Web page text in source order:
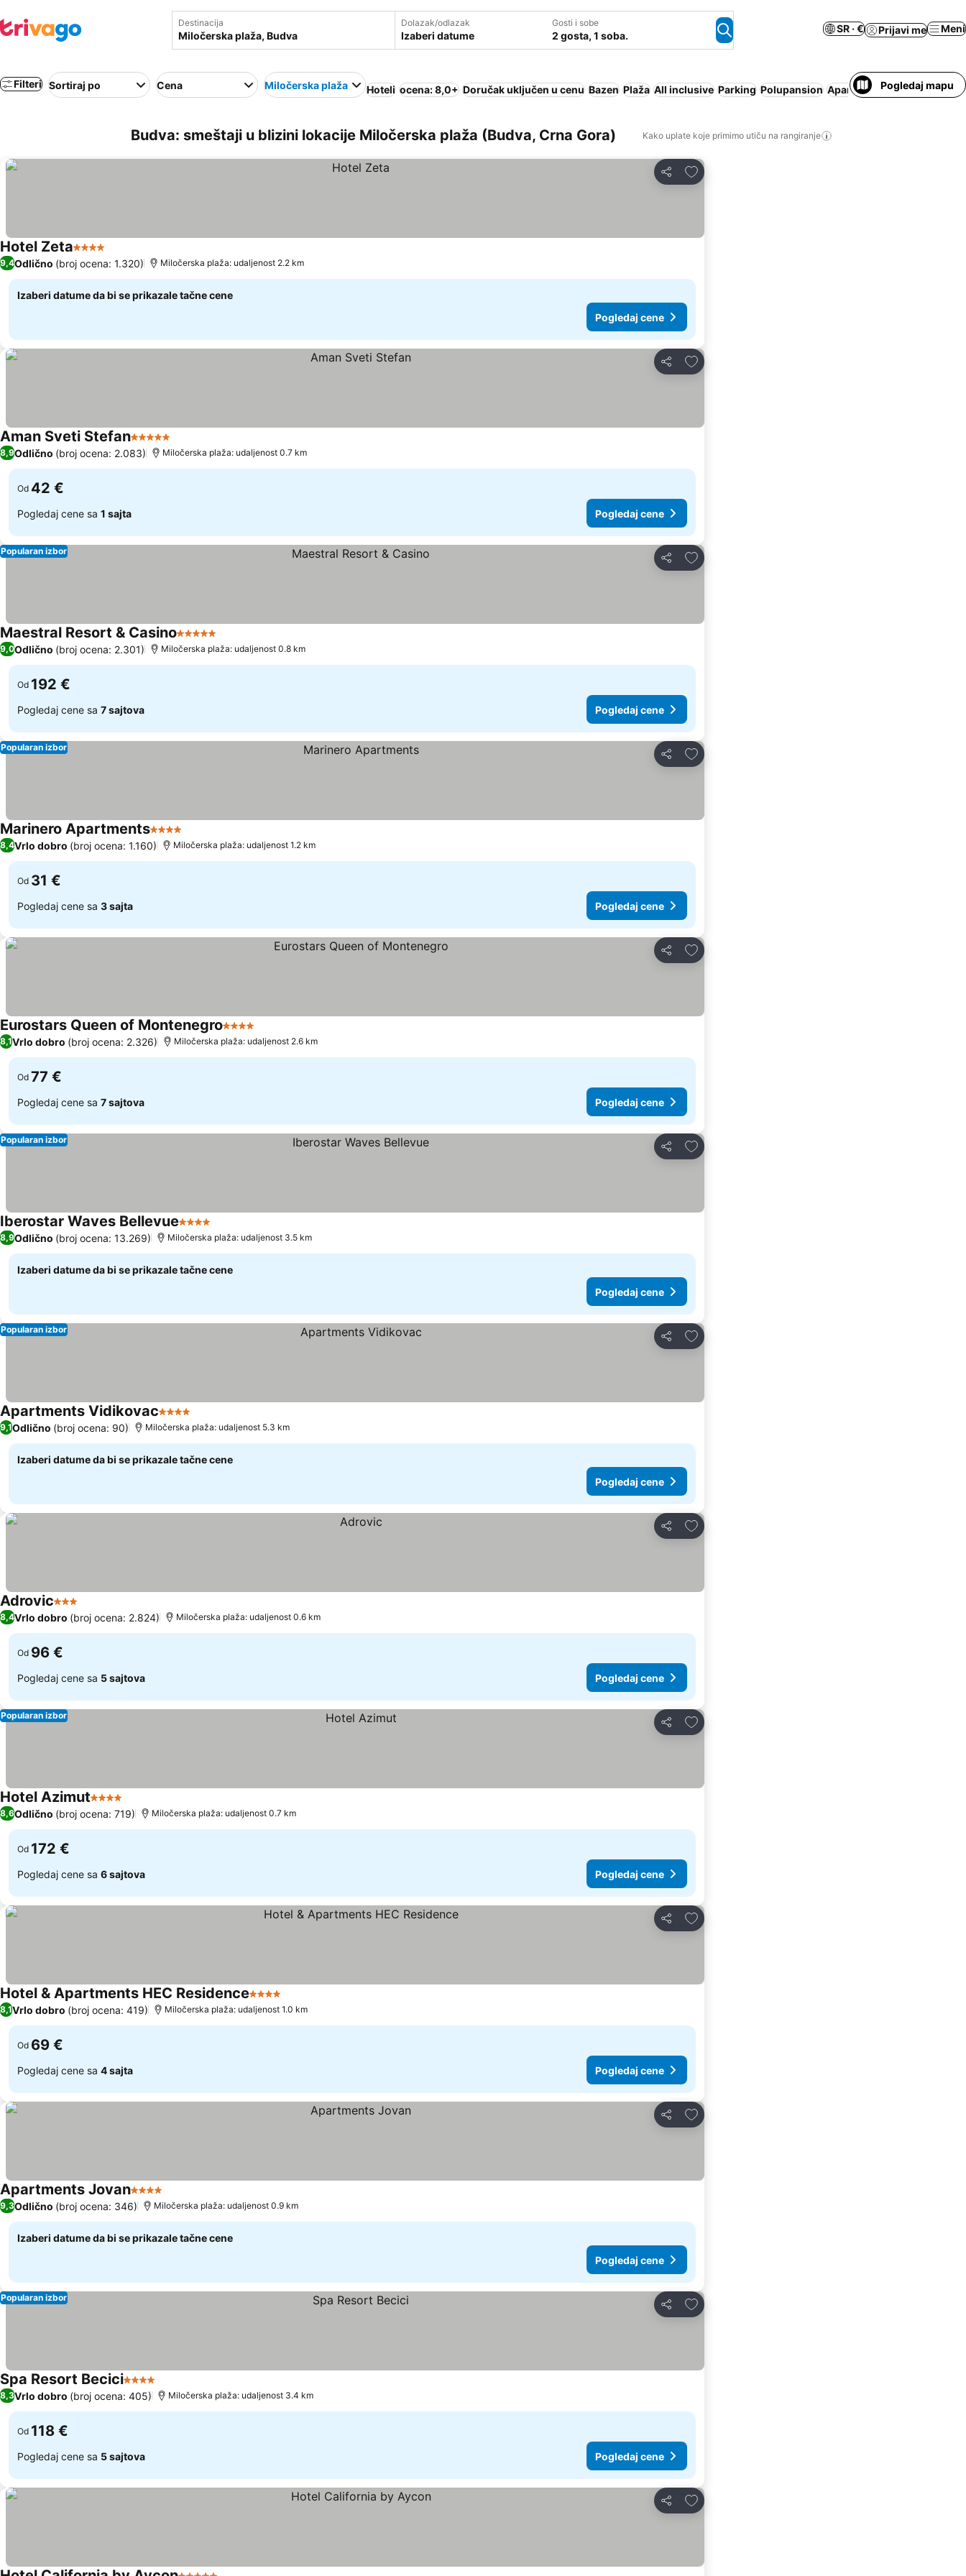
Destinacija Dolazak/odlazak
Izaberi datume
Gosti i sobe
2 gosta, 1 soba.
SR · € Prijavi me Meni
Filteri Sortiraj po Cena Miločerska plaža Hoteli ocena: 8,0+ Doručak uključen u cenu Bazen Plaža All inclusive Parking Polupansion Apart hotel Wi-Fi
Pogledaj mapu
Budva: smeštaji u blizini lokacije Miločerska plaža (Budva, Crna Gora) Kako uplate koje primimo utiču na rangiranje
Deli
Dodati u favorite
Hotel Zeta4 Zvezdice
9,4Odlično (broj ocena: 1.320) Miločerska plaža: udaljenost 2.2 km
Izaberi datume da bi se prikazale tačne cene
Pogledaj cene
Deli
Dodati u favorite
Aman Sveti Stefan5 Zvezdice
8,9Odlično (broj ocena: 2.083) Miločerska plaža: udaljenost 0.7 km
Od 42 €
Pogledaj cene sa 1 sajta Pogledaj cene
Deli
Dodati u favorite
Popularan izbor
Maestral Resort & Casino5 Zvezdice
9,0Odlično (broj ocena: 2.301) Miločerska plaža: udaljenost 0.8 km
Od 192 €
Pogledaj cene sa 7 sajtova Pogledaj cene
Deli
Dodati u favorite
Popularan izbor
Marinero Apartments4 Zvezdice
8,4Vrlo dobro (broj ocena: 1.160) Miločerska plaža: udaljenost 1.2 km
Od 31 €
Pogledaj cene sa 3 sajta Pogledaj cene
Deli
Dodati u favorite
Eurostars Queen of Montenegro4 Zvezdice
8,1Vrlo dobro (broj ocena: 2.326) Miločerska plaža: udaljenost 2.6 km
Od 77 €
Pogledaj cene sa 7 sajtova Pogledaj cene
Deli
Dodati u favorite
Popularan izbor
Iberostar Waves Bellevue4 Zvezdice
8,9Odlično (broj ocena: 13.269) Miločerska plaža: udaljenost 3.5 km
Izaberi datume da bi se prikazale tačne cene
Pogledaj cene
Deli
Dodati u favorite
Popularan izbor
Apartments Vidikovac4 Zvezdice
9,1Odlično (broj ocena: 90) Miločerska plaža: udaljenost 5.3 km
Izaberi datume da bi se prikazale tačne cene
Pogledaj cene
Deli
Dodati u favorite
Adrovic3 Zvezdice
8,4Vrlo dobro (broj ocena: 2.824) Miločerska plaža: udaljenost 0.6 km
Od 96 €
Pogledaj cene sa 5 sajtova Pogledaj cene
Deli
Dodati u favorite
Popularan izbor
Hotel Azimut4 Zvezdice
8,6Odlično (broj ocena: 719) Miločerska plaža: udaljenost 0.7 km
Od 172 €
Pogledaj cene sa 6 sajtova Pogledaj cene
Deli
Dodati u favorite
Hotel & Apartments HEC Residence4 Zvezdice
8,1Vrlo dobro (broj ocena: 419) Miločerska plaža: udaljenost 1.0 km
Od 69 €
Pogledaj cene sa 4 sajta Pogledaj cene
Deli
Dodati u favorite
Apartments Jovan4 Zvezdice
9,3Odlično (broj ocena: 346) Miločerska plaža: udaljenost 0.9 km
Izaberi datume da bi se prikazale tačne cene
Pogledaj cene
Deli
Dodati u favorite
Popularan izbor
Spa Resort Becici4 Zvezdice
8,3Vrlo dobro (broj ocena: 405) Miločerska plaža: udaljenost 3.4 km
Od 118 €
Pogledaj cene sa 5 sajtova Pogledaj cene
Deli
Dodati u favorite